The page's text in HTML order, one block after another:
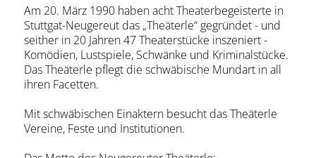
Stadtführungen
Tickets
Citytour
Übernachtung
Erlebnisse
Essen & Trinken
Wein
Automobil
Am 20. März 1990 haben acht Theaterbegeisterte in
Stuttgat-Neugereut das „Theäterle“ gegründet - und
seither in 20 Jahren 47 Theaterstücke inszeniert -
Komödien, Lustspiele, Schwänke und Kriminalstücke.
Das Theäterle pflegt die schwäbische Mundart in all
ihren Facetten.
Mit schwäbischen Einaktern besucht das Theäterle
Vereine, Feste und Institutionen.